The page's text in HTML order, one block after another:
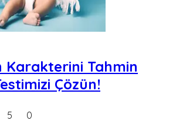
Karakterini Tahmin
Çözün!
5 0